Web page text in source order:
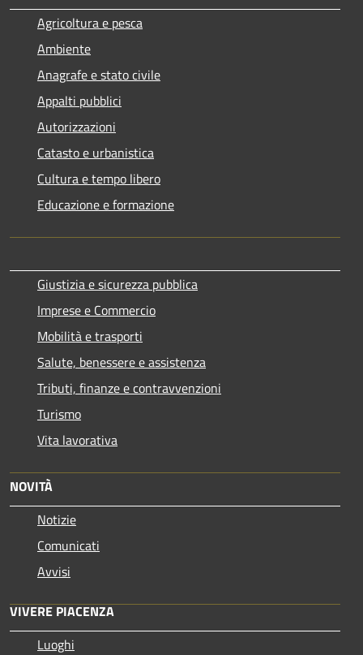
Agricoltura e pesca
Ambiente
Anagrafe e stato civile
Appalti pubblici
Autorizzazioni
Catasto e urbanistica
Cultura e tempo libero
Educazione e formazione
Giustizia e sicurezza pubblica
Imprese e Commercio
Mobilità e trasporti
Salute, benessere e assistenza
Tributi, finanze e contravvenzioni
Turismo
Vita lavorativa
NOVITÀ
Notizie
Comunicati
Avvisi
VIVERE PIACENZA
Luoghi